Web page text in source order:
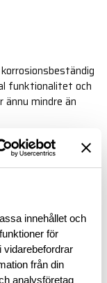
innehållet och
för
vidarebefordrar
från din
analysföretag
funktionalitet och
mindre än